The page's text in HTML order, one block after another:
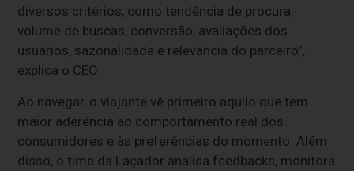
diversos critérios, como tendência de procura,
volume de buscas, conversão, avaliações dos
usuários, sazonalidade e relevância do parceiro”,
explica o CEO.
Ao navegar, o viajante vê primeiro aquilo que tem
maior aderência ao comportamento real dos
consumidores e às preferências do momento. Além
disso, o time da Laçador analisa feedbacks, monitora